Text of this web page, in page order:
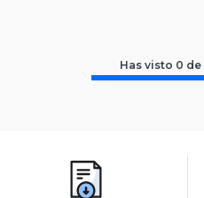
Has visto 0 de